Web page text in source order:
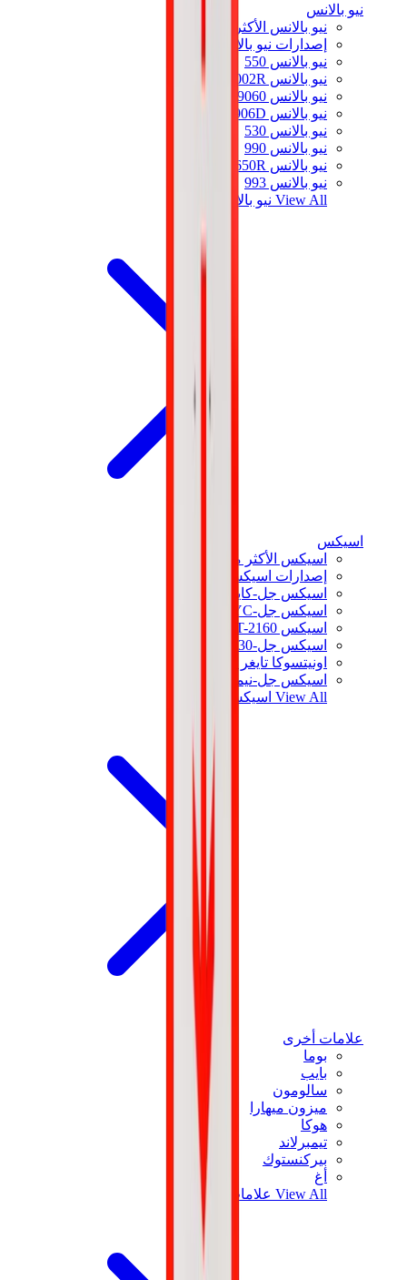
نيو بالانس
نيو بالانس الأكثر مبيعاً
إصدارات نيو بالانس الجديدة
نيو بالانس 550
نيو بالانس 2002R
نيو بالانس 9060
نيو بالانس 1906D
نيو بالانس 530
نيو بالانس 990
نيو بالانس 650R
نيو بالانس 993
View All نيو بالانس
اسيكس
اسيكس الأكثر مبيعاً
إصدارات اسيكس الجديدة
اسيكس جل-كايانو
اسيكس جل-NYC
اسيكس GT-2160
اسيكس جل-1130
اونيتسوكا تايغر مكسيكو 66
اسيكس جل-نيمبوس
View All اسيكس
علامات أخرى
بوما
بايب
سالومون
ميزون ميهارا
هوكا
تيمبرلاند
بيركنستوك
أغ
View All علامات أخرى